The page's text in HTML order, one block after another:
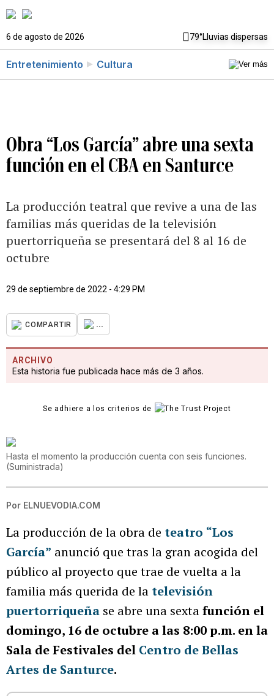
6 de agosto de 2026 79°Lluvias dispersas
Entretenimiento Cultura
Obra “Los García” abre una sexta
función en el CBA en Santurce
La producción teatral que revive a una de las
familias más queridas de la televisión
puertorriqueña se presentará del 8 al 16 de
octubre
29 de septiembre de 2022 - 4:29 PM
COMPARTIR ...
ARCHIVO
Esta historia fue publicada hace más de 3 años.
Se adhiere a los criterios de
Hasta el momento la producción cuenta con seis funciones.
(Suministrada)
Por ELNUEVODIA.COM
La producción de la obra de teatro “Los
García” anunció que tras la gran acogida del
público al proyecto que trae de vuelta a la
familia más querida de la televisión
puertorriqueña se abre una sextafunción el
domingo, 16 de octubre a las 8:00 p.m. en la
Sala de Festivales del Centro de Bellas
Artes de Santurce.